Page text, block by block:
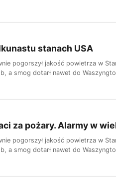
stanach USA
pogorszył jakość powietrza w
a smog dotarł nawet do
za pożary. Alarmy w
pogorszył jakość powietrza w
a smog dotarł nawet do